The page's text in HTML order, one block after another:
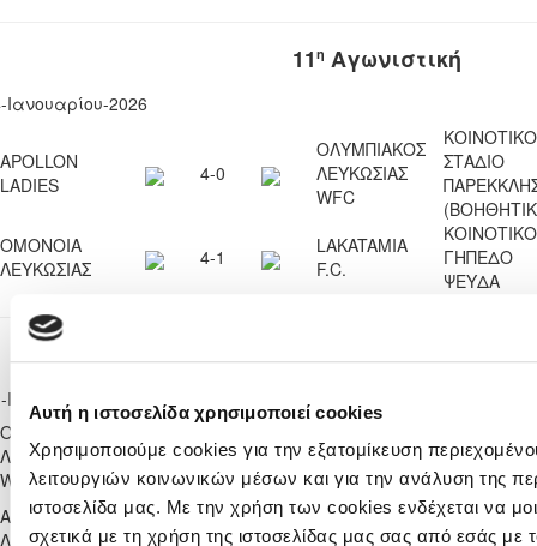
Αυτή η ιστοσελίδα χρησιμοποιεί cookies
Χρησιμοποιούμε cookies για την εξατομίκευση
λειτουργιών κοινωνικών μέσων και για την ανάλυση της
ιστοσελίδα μας. Με την χρήση των cookies ενδέχεται να
σχετικά με τη χρήση της ιστοσελίδας μας σας από εσάς
11 η Αγωνιστική
Ιανουαρίου-2026
APOLLON
LADIES
4-0
ΟΛΥΜΠΙΑΚΟΣ
ΛΕΥΚΩΣΙΑΣ
WFC
ΚΟΙΝΟΤΙΚΟ
ΣΤΑΔΙΟ
ΟΜΟΝΟΙΑ
ΛΕΥΚΩΣΙΑΣ
4-1
LAKATAMIA
F.C.
ΚΟΙΝΟΤΙΚΟ
ΓΗΠΕΔΟ
ΨΕΥΔΑ
12 Αγωνιστική
Ιανουαρίου-2026
ΟΛΥΜΠΙΑΚΟΣ
ΛΕΥΚΩΣΙΑΣ
WFC
1-4
LAKATAMIA
ΛΥΜΠΙΩΝ
ΑΡΗΣ
ΛΕΜΕΣΟΥ
1-1
ΟΜΟΝΟΙΑ
ΛΕΥΚΩΣΙΑΣ
ΚΩΣΤΑΚΗΣ